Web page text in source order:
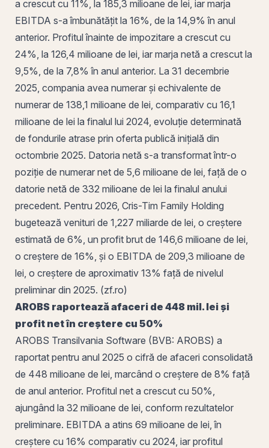
a crescut cu 11%, la 185,3 milioane de lei, iar marja
EBITDA s-a îmbunătățit la 16%, de la 14,9% în anul
anterior. Profitul înainte de impozitare a crescut cu
24%, la 126,4 milioane de lei, iar marja netă a crescut la
9,5%, de la 7,8% în anul anterior. La 31 decembrie
2025, compania avea numerar și echivalente de
numerar de 138,1 milioane de lei, comparativ cu 16,1
milioane de lei la finalul lui 2024, evoluție determinată
de fondurile atrase prin oferta publică inițială din
octombrie 2025. Datoria netă s-a transformat într-o
poziție de numerar net de 5,6 milioane de lei, față de o
datorie netă de 332 milioane de lei la finalul anului
precedent. Pentru 2026, Cris-Tim Family Holding
bugetează venituri de 1,227 miliarde de lei, o creștere
estimată de 6%, un profit brut de 146,6 milioane de lei,
o creștere de 16%, și o EBITDA de 209,3 milioane de
lei, o creștere de aproximativ 13% față de nivelul
preliminar din 2025. (zf.ro)
AROBS raportează afaceri de 448 mil. lei și
profit net în creștere cu 50%
AROBS Transilvania Software (BVB: AROBS) a
raportat pentru anul 2025 o cifră de afaceri consolidată
de 448 milioane de lei, marcând o creștere de 8% față
de anul anterior. Profitul net a crescut cu 50%,
ajungând la 32 milioane de lei, conform rezultatelor
preliminare. EBITDA a atins 69 milioane de lei, în
creștere cu 16% comparativ cu 2024, iar profitul